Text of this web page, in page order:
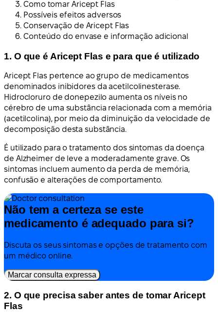
Como tomar Aricept Flas
Possíveis efeitos adversos
Conservação de Aricept Flas
Conteúdo do envase e informação adicional
1. O que é Aricept Flas e para que é utilizado
Aricept Flas pertence ao grupo de medicamentos
denominados inibidores da acetilcolinesterase.
Hidrocloruro de donepezilo aumenta os níveis no
cérebro de uma substância relacionada com a memória
(acetilcolina), por meio da diminuição da velocidade de
decomposição desta substância.
É utilizado para o tratamento dos sintomas da doença
de Alzheimer de leve a moderadamente grave. Os
sintomas incluem aumento da perda de memória,
confusão e alterações de comportamento.
Não tem a certeza se este
medicamento é adequado para si?
Discuta os seus sintomas e opções de tratamento com
um médico online.
Marcar consulta expressa
2. O que precisa saber antes de tomar Aricept
Flas